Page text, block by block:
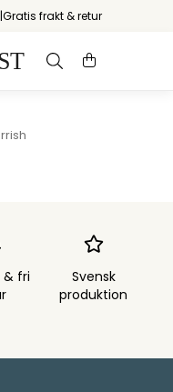
Gratis frakt & retur
& fri
Svensk
produktion